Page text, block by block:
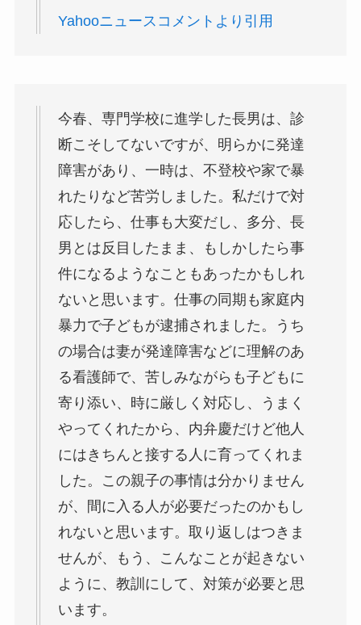
Yahooニュースコメントより引用
今春、専門学校に進学した長男は、診
断こそしてないですが、明らかに発達
障害があり、一時は、不登校や家で暴
れたりなど苦労しました。私だけで対
応したら、仕事も大変だし、多分、長
男とは反目したまま、もしかしたら事
件になるようなこともあったかもしれ
ないと思います。仕事の同期も家庭内
暴力で子どもが逮捕されました。うち
の場合は妻が発達障害などに理解のあ
る看護師で、苦しみながらも子どもに
寄り添い、時に厳しく対応し、うまく
やってくれたから、内弁慶だけど他人
にはきちんと接する人に育ってくれま
した。この親子の事情は分かりません
が、間に入る人が必要だったのかもし
れないと思います。取り返しはつきま
せんが、もう、こんなことが起きない
ように、教訓にして、対策が必要と思
います。